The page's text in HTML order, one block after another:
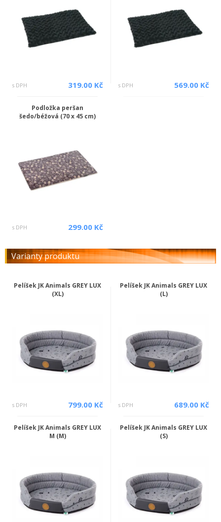
s DPH 319.00 Kč s DPH 569.00 Kč
Podložka peršan
šedo/béžová (70 x 45 cm)
s DPH 299.00 Kč
Varianty produktu
Pelíšek JK Animals GREY LUX
(XL)
s DPH 799.00 Kč
Pelíšek JK Animals GREY LUX
(L)
s DPH 689.00 Kč
Pelíšek JK Animals GREY LUX
M (M)
Pelíšek JK Animals GREY LUX
(S)